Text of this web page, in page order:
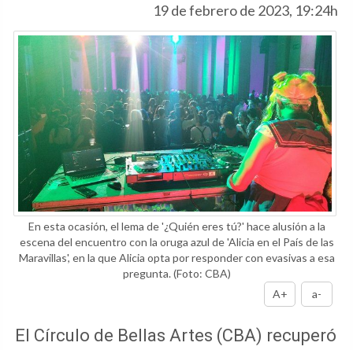
19 de febrero de 2023, 19:24h
En esta ocasión, el lema de '¿Quién eres tú?' hace alusión a la
escena del encuentro con la oruga azul de 'Alicia en el País de las
Maravillas', en la que Alicia opta por responder con evasivas a esa
pregunta.(Foto: CBA)
A+
a-
El Círculo de Bellas Artes (CBA) recuperó